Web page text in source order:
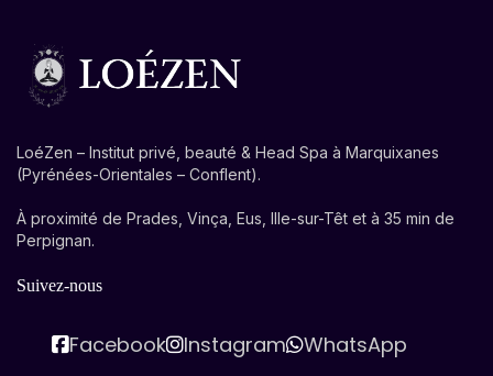
LoéZen – Institut privé, beauté & Head Spa à Marquixanes
(Pyrénées-Orientales – Conflent).
À proximité de Prades, Vinça, Eus, Ille-sur-Têt et à 35 min de
Perpignan.
Suivez-nous
Facebook Instagram WhatsApp